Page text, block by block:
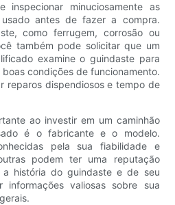
inspecionar minuciosamente as
antes de fazer a compra.
como ferrugem, corrosão ou
também pode solicitar que um
examine o guindaste para
condições de funcionamento.
reparos dispendiosos e tempo de
ao investir em um caminhão
é o fabricante e o modelo.
pela sua fiabilidade e
podem ter uma reputação
a história do guindaste e de seu
informações valiosas sobre sua